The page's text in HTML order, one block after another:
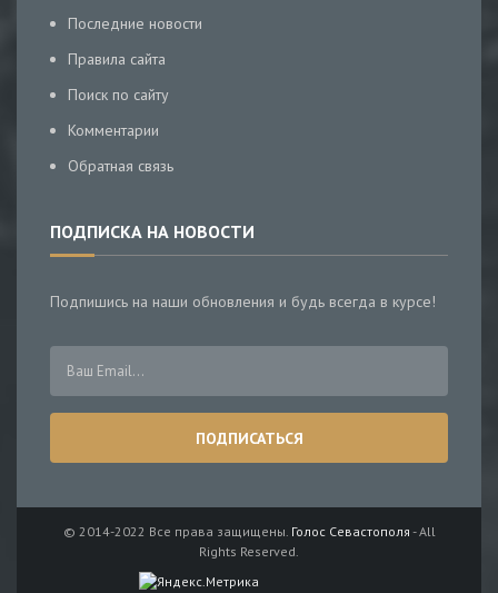
Последние новости
Правила сайта
Поиск по сайту
Комментарии
Обратная связь
ПОДПИСКА НА НОВОСТИ
Подпишись на наши обновления и будь всегда в курсе!
© 2014-2022 Все права защищены. Голос Севастополя - All
Rights Reserved.